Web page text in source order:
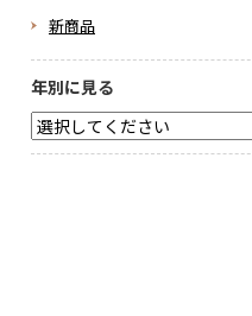
新商品
年別に見る